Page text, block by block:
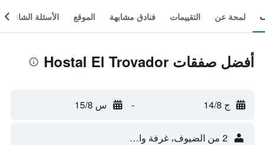
لمحة عن التقييمات فنادق مشابهة الموقع الأسئلة الشائعة
أفضل صفقات Hostal El Trovador
ج 14/8 - س 15/8
2 من الضيوف، غرفة واحدة